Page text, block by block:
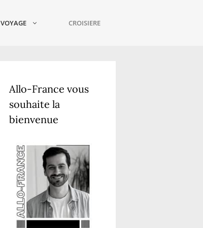
VOYAGE CROISIERE
Allo-France vous
souhaite la
bienvenue